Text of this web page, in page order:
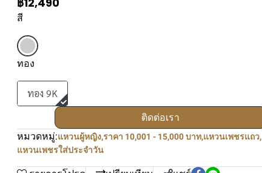
สี
ทอง
ทอง 9K
ติดต่อเรา
หมวดหมู่:แหวนผู้หญิง,ราคา 10,001 - 15,000 บาท,แหวนเพชรแถว,
แหวนเพชรใส่ประจำวัน